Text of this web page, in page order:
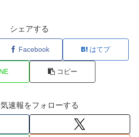
シェアする
Facebook はてブ
コピー
速報をフォローする